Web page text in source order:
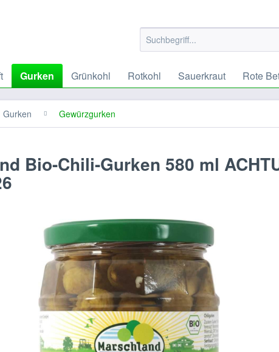
Gurken Grünkohl Rotkohl Sauerkraut Rote
Gurken Gewürzgurken
Bio-Chili-Gurken 580 ml